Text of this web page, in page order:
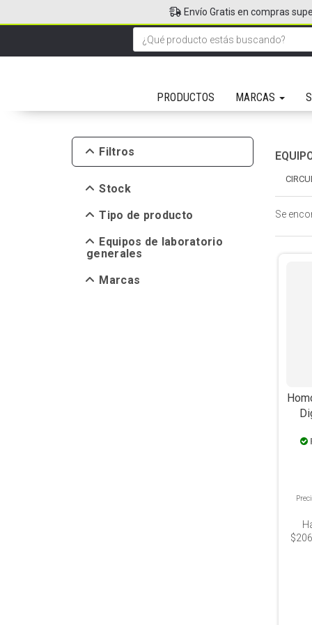
PRODUCTOS MARCAS
Envío Gratis en compras
Filtros
Stock
Tipo de producto
Equipos de laboratorio
generales
Marcas
Se